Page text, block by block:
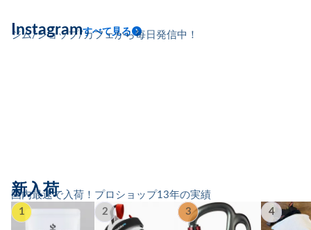
ジム/ショップ/カフェから毎日発信中！
Instagramすべて見る
国内最速で入荷！プロショップ13年の実績
新入荷
1 2 3 4